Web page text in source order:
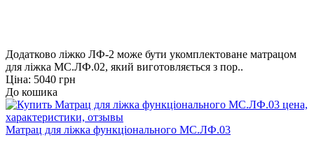
Додатково ліжко ЛФ-2 може бути укомплектоване матрацом
для ліжка МС.ЛФ.02, який виготовляється з пор..
Ціна: 5040 грн
До кошика
Матрац для ліжка функціонального МС.ЛФ.03